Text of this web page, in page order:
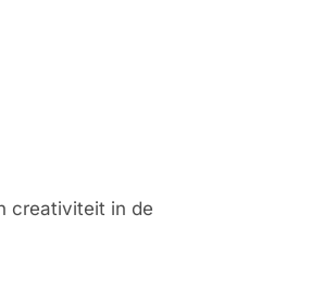
creativiteit in de